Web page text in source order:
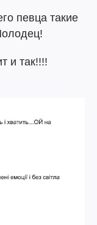
певца такие
и так!!!!